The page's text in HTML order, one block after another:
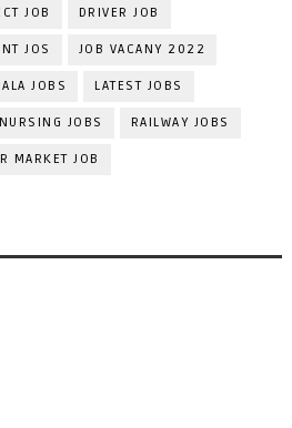
JOB DRIVER JOB
JOS JOB VACANY 2022
JOBS LATEST JOBS
NURSING JOBS RAILWAY JOBS
MARKET JOB